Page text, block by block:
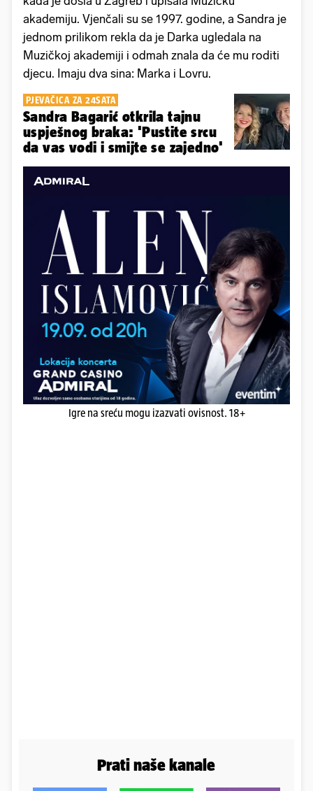
akademiju. Vjenčali su se 1997. godine, a Sandra je
jednom prilikom rekla da je Darka ugledala na
Muzičkoj akademiji i odmah znala da će mu roditi
djecu. Imaju dva sina: Marka i Lovru.
PJEVAČICA ZA 24SATA
Sandra Bagarić otkrila tajnu
uspješnog braka: 'Pustite srcu
da vas vodi i smijte se zajedno'
Igre na sreću mogu izazvati ovisnost. 18+
Prati naše kanale